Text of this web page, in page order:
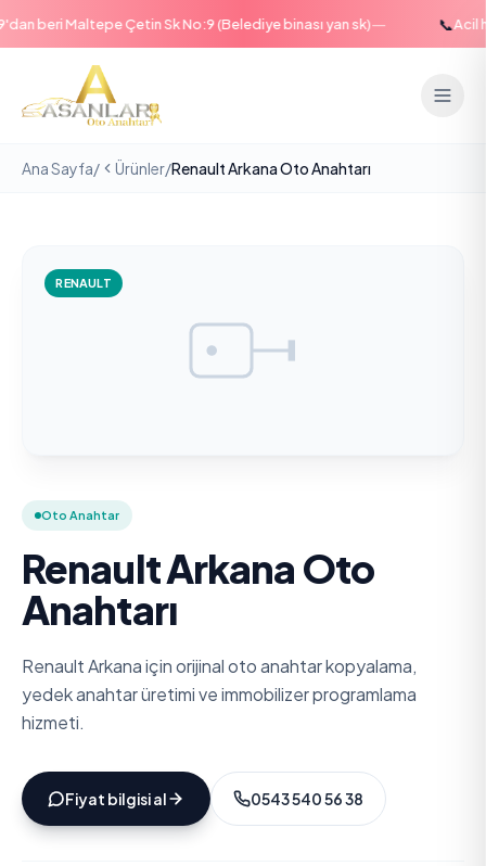
beri Maltepe Çetin Sk No:9 (Belediye binası yan sk)— Acil
Ana Sayfa/ Ürünler/Renault Arkana Oto Anahtarı
RENAULT
Oto Anahtar
Renault Arkana Oto
Anahtarı
Renault Arkana için orijinal oto anahtar kopyalama,
yedek anahtar üretimi ve immobilizer programlama
hizmeti.
Fiyat bilgisi al 0543 540 56 38